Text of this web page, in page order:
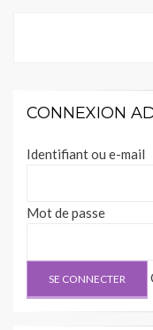
CONNEXION
Identifiant ou e-mail
Mot de passe